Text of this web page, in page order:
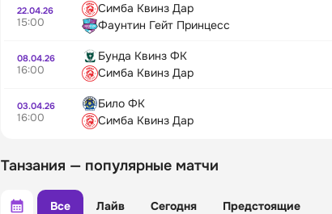
22.04.26
15:00
Симба Квинз Дар
Фаунтин Гейт Принцесс
08.04.26
16:00
Бунда Квинз ФК
Симба Квинз Дар
03.04.26
16:00
Било ФК
Симба Квинз Дар
Танзания — популярные матчи
Все Лайв Сегодня Предстоящие